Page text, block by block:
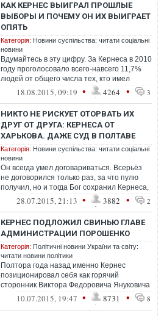
КАК КЕРНЕС ВЫИГРАЛ ПРОШЛЫЕ
ВЫБОРЫ И ПОЧЕМУ ОН ИХ ВЫИГРАЕТ
ОПЯТЬ
Категорія: Новини суспільства: читати соціальні
новини
Вдумайтесь в эту цифру. За Кернеса в 2010
году проголосовало всего-навсего 11,7%
людей от общего числа тех, кто имел
право голосовать. И ему хватило э...
18.08.2015, 09:19 • 4264 • 3
НИКТО НЕ РИСКУЕТ ОТОРВАТЬ ИХ
ДРУГ ОТ ДРУГА: КЕРНЕСА ОТ
ХАРЬКОВА. ДАЖЕ СУД В ПОЛТАВЕ
Категорія: Новини суспільства: читати соціальні
новини
Он всегда умел договариваться. Всерьёз
не договорился только раз, за что пулю
получил, но и тогда Бог сохранил Кернеса,
в назидание нам всем или в нак...
28.07.2015, 21:13 • 3882 • 2
КЕРНЕС ПОДЛОЖИЛ СВИНЬЮ ГЛАВЕ
АДМИНИСТРАЦИИ ПОРОШЕНКО
Категорія: Політичні новини України та світу:
читати новини політики
Полтора года назад именно Кернес
позиционировал себя как горячий
сторонник Виктора Федоровича Януковича
в борьбе с Майданом
10.07.2015, 19:47 • 8731 • 8